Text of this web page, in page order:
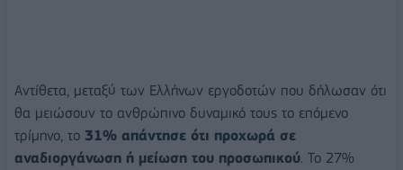
Αντίθετα, μεταξύ των Ελλήνων εργοδοτών που δήλωσαν ότι
θα μειώσουν το ανθρώπινο δυναμικό τους το επόμενο
τρίμηνο, το 31% απάντησε ότι προχωρά σε
αναδιοργάνωση ή μείωση του προσωπικού. Το 27%